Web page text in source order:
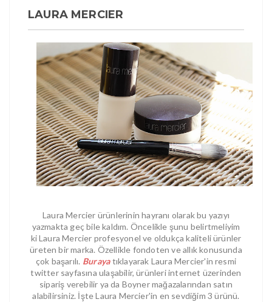
LAURA MERCIER
Laura Mercier ürünlerinin hayranı olarak bu yazıyı
yazmakta geç bile kaldım. Öncelikle şunu belirtmeliyim
ki Laura Mercier profesyonel ve oldukça kaliteli ürünler
üreten bir marka. Özellikle fondoten ve allık konusunda
çok başarılı. Burayatıklayarak Laura Mercier'in resmi
twitter sayfasına ulaşabilir, ürünleri internet üzerinden
sipariş verebilir ya da Boyner mağazalarından satın
alabilirsiniz. İşte Laura Mercier'in en sevdiğim 3 ürünü.